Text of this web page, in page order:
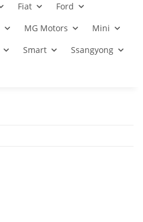
Fiat
Ford
MG Motors
Mini
Smart
Ssangyong